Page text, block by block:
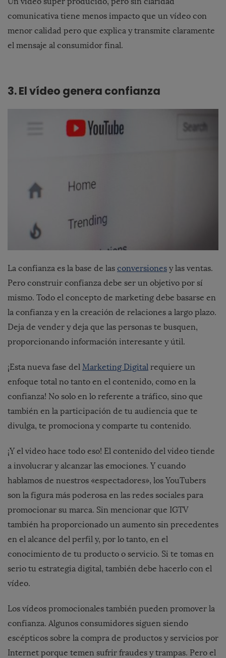
comunicativa tiene menos impacto que un vídeo con
menor calidad pero que explica y transmite claramente
el mensaje al consumidor final.
3. El vídeo genera confianza
La confianza es la base de las conversiones y las ventas.
Pero construir confianza debe ser un objetivo por sí
mismo. Todo el concepto de marketing debe basarse en
la confianza y en la creación de relaciones a largo plazo.
Deja de vender y deja que las personas te busquen,
proporcionando información interesante y útil.
¡Esta nueva fase del Marketing Digital requiere un
enfoque total no tanto en el contenido, como en la
confianza! No solo en lo referente a tráfico, sino que
también en la participación de tu audiencia que te
divulga, te promociona y comparte tu contenido.
¡Y el video hace todo eso! El contenido del video tiende
a involucrar y alcanzar las emociones. Y cuando
hablamos de nuestros «espectadores», los YouTubers
son la figura más poderosa en las redes sociales para
promocionar su marca. Sin mencionar que IGTV
también ha proporcionado un aumento sin precedentes
en el alcance del perfil y, por lo tanto, en el
conocimiento de tu producto o servicio. Si te tomas en
serio tu estrategia digital, también debe hacerlo con el
vídeo.
Los vídeos promocionales también pueden promover la
confianza. Algunos consumidores siguen siendo
escépticos sobre la compra de productos y servicios por
Internet porque temen sufrir fraudes y trampas. Pero el